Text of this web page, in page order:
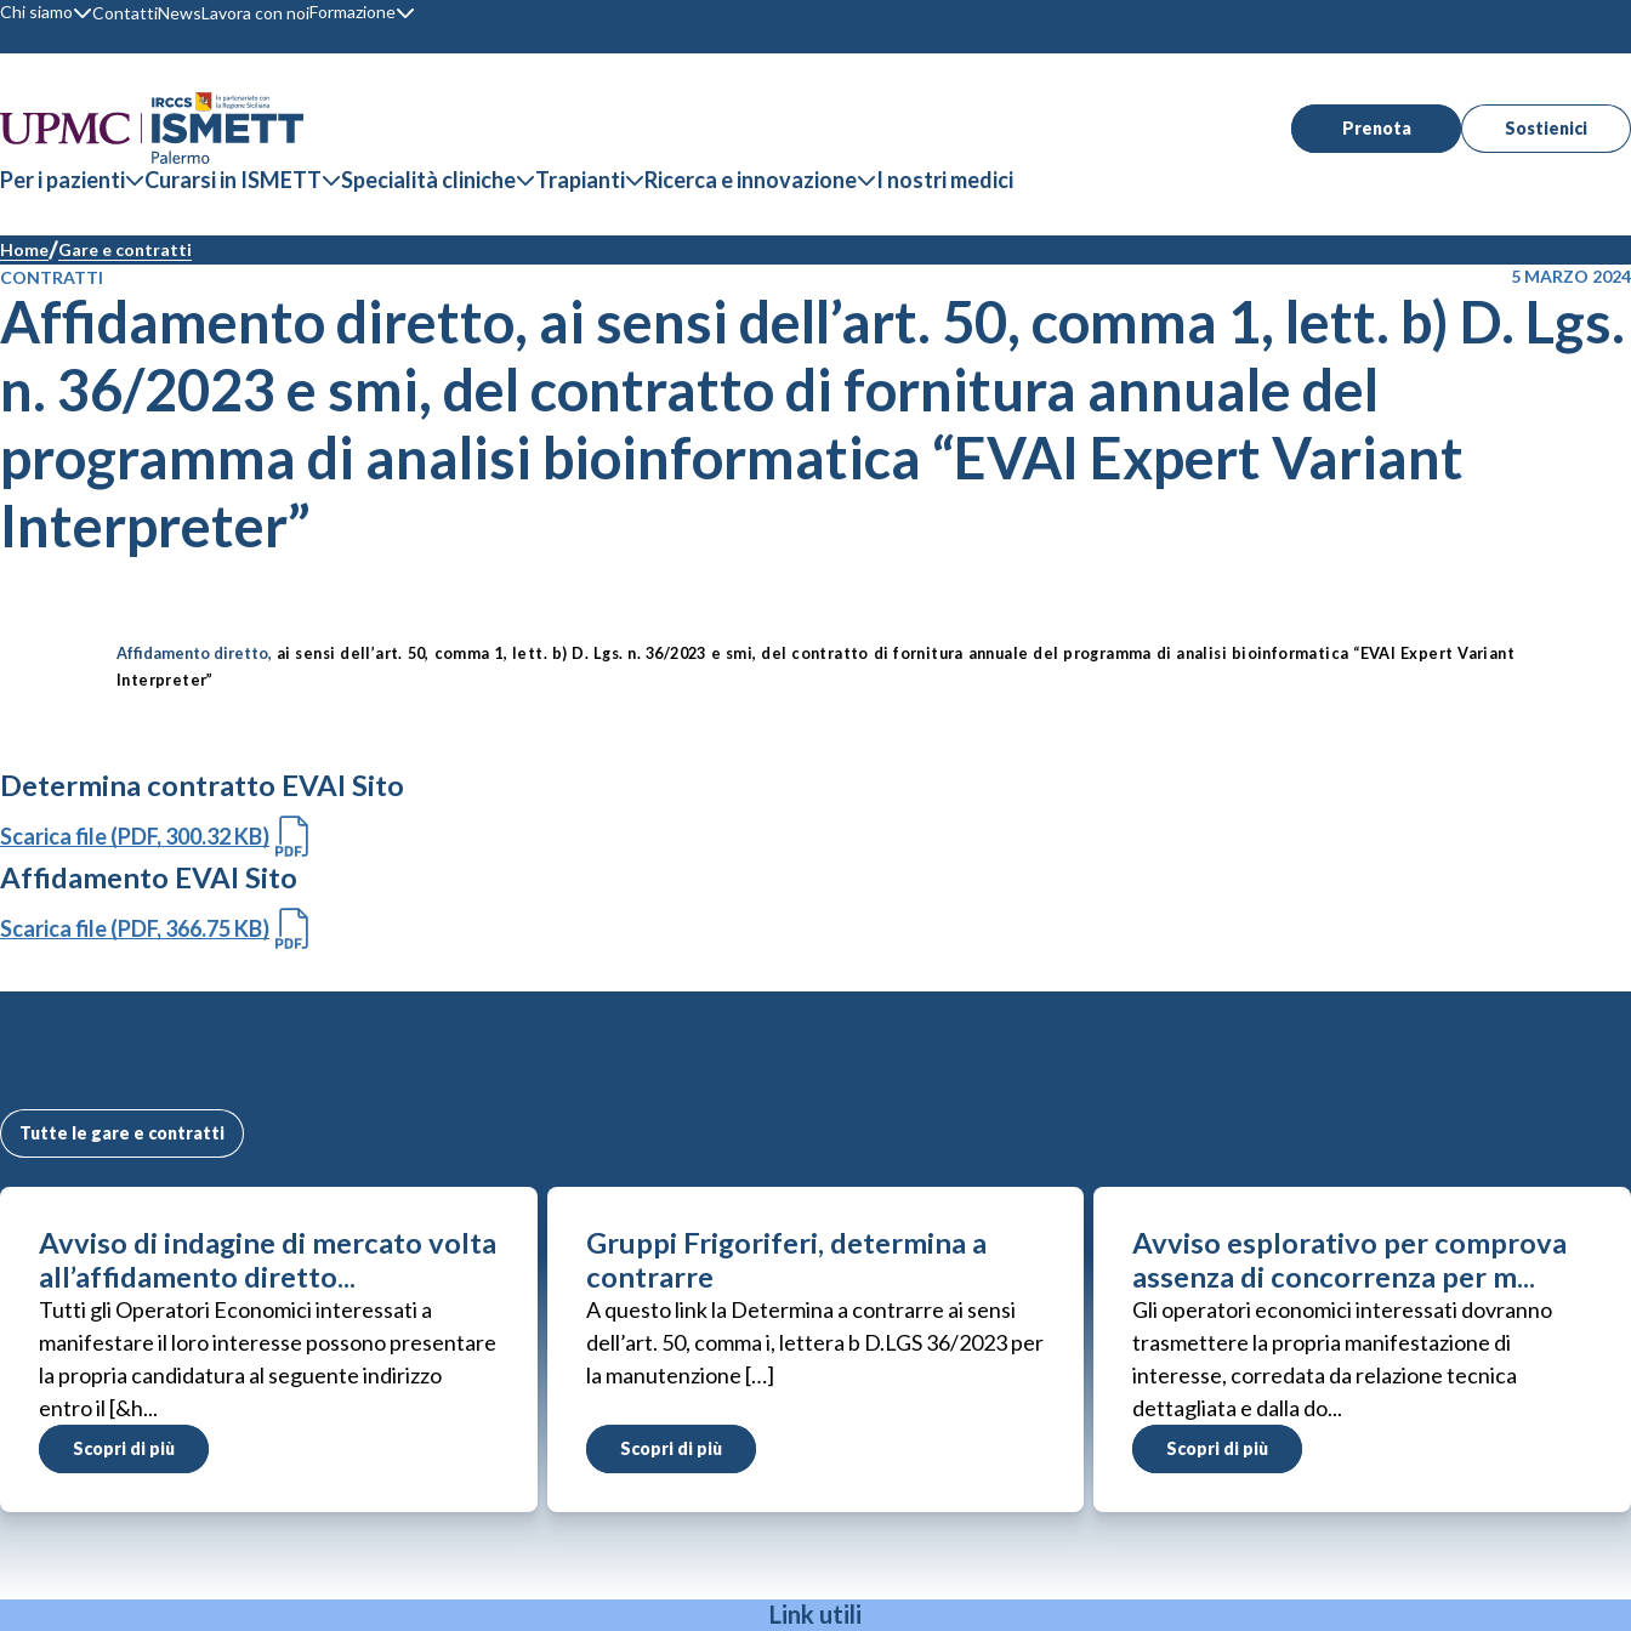
Chi siamo ContattiNewsLavora con noiFormazione
Prenota Sostienici
Per i pazienti Curarsi in ISMETT Specialità cliniche Trapianti Ricerca e innovazione I nostri medici
Home Gare e contratti
CONTRATTI
5 MARZO 2024
Affidamento diretto, ai sensi dell’art. 50, comma 1, lett. b) D. Lgs.
n. 36/2023 e smi, del contratto di fornitura annuale del
programma di analisi bioinformatica “EVAI Expert Variant
Interpreter”
Affidamento diretto, ai sensi dell’art. 50, comma 1, lett. b) D. Lgs. n. 36/2023 e smi, del contratto di fornitura annuale del programma di analisi bioinformatica “EVAI Expert Variant
Interpreter”
Determina contratto EVAI Sito
Scarica file (PDF, 300.32 KB)
Affidamento EVAI Sito
Scarica file (PDF, 366.75 KB)
Tutte le gare e contratti
Avviso di indagine di mercato volta
all’affidamento diretto...
Tutti gli Operatori Economici interessati a
manifestare il loro interesse possono presentare
la propria candidatura al seguente indirizzo
entro il [&h...
Scopri di più
Gruppi Frigoriferi, determina a
contrarre
A questo link la Determina a contrarre ai sensi
dell’art. 50, comma i, lettera b D.LGS 36/2023 per
la manutenzione […]
Scopri di più
Avviso esplorativo per comprova
assenza di concorrenza per m...
Gli operatori economici interessati dovranno
trasmettere la propria manifestazione di
interesse, corredata da relazione tecnica
dettagliata e dalla do...
Scopri di più
Link utili